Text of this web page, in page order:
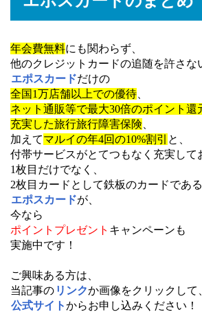
年会費無料にも関わらず、
他のクレジットカードの追随を許さな
エポスカードだけの
全国1万店舗以上での優待
ネット通販等で最大30倍のポイント還
充実した旅行旅行障害保険
加えてマルイの年4回の10%割引 と、
付帯サービスがとてつもなく充実して
1枚目だけでなく、
2枚目カードとして鉄板のカードである
エポスカードが、
今なら
ポイントプレゼント キャンペーンも
実施中です！
ご興味ある方は、
当記事の リンクか画像をクリックして
公式サイトからお申し込みください！